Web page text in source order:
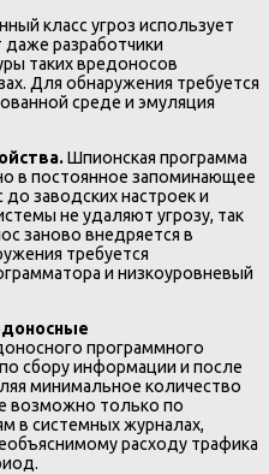
класс угроз использует
разработчики
таких вредоносов
Для обнаружения требуется
среде и эмуляция
Шпионская программа
в постоянное запоминающее
заводских настроек и
не удаляют угрозу, так
заново внедряется в
требуется
и низкоуровневый
программного
сбору информации и после
минимальное количество
возможно только по
в системных журналах,
расходу трафика